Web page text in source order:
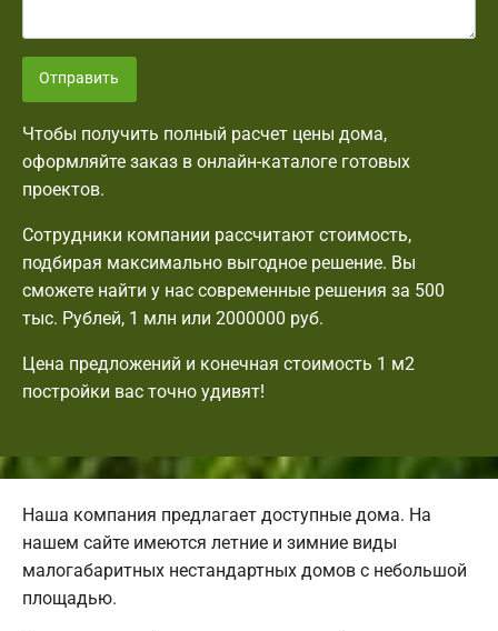
Отправить
Чтобы получить полный расчет цены дома,
оформляйте заказ в онлайн-каталоге готовых
проектов.
Сотрудники компании рассчитают стоимость,
подбирая максимально выгодное решение. Вы
сможете найти у нас современные решения за 500
тыс. Рублей, 1 млн или 2000000 руб.
Цена предложений и конечная стоимость 1 м2
постройки вас точно удивят!
Наша компания предлагает доступные дома. На
нашем сайте имеются летние и зимние виды
малогабаритных нестандартных домов с небольшой
площадью.